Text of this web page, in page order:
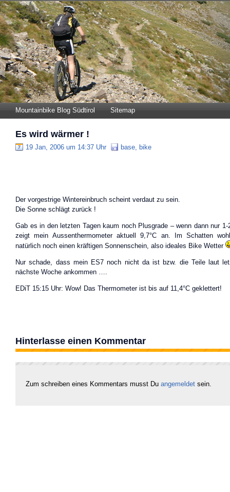
Mountainbike Blog Südtirol Sitemap
Es wird wärmer !
19 Jan, 2006 um 14:37 Uhr base, bike
Der vorgestrige Wintereinbruch scheint verdaut zu sein.
Die Sonne schlägt zurück !
Gab es in den letzten Tagen kaum noch Plusgrade – wenn dann nur
zeigt mein Aussenthermometer aktuell 9,7°C an. Im Schatten
natürlich noch einen kräftigen Sonnenschein, also ideales Bike Wetter
Nur schade, dass mein ES7 noch nicht da ist bzw. die Teile laut
nächste Woche ankommen ….
EDiT 15:15 Uhr: Wow! Das Thermometer ist bis auf 11,4°C geklettert!
Hinterlasse einen Kommentar
Zum schreiben eines Kommentars musst Du angemeldet sein.